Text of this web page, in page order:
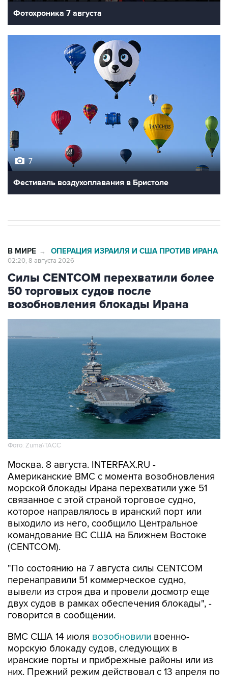
Фестиваль воздухоплавания в Бристоле
Силы CENTCOM перехватили более
50 торговых судов после
возобновления блокады Ирана
Фото: Zuma\ТАСС
Москва. 8 августа. INTERFAX.RU -
морской блокады Ирана перехватили уже 51
связанное с этой страной торговое судно,
которое направлялось в иранский порт или
выходило из него, сообщило Центральное
командование ВС США на Ближнем Востоке
(CENTCOM).
"По состоянию на 7 августа силы CENTCOM
вывели из строя два и провели досмотр еще
двух судов в рамках обеспечения блокады", -
говорится в сообщении.
ВМС США 14 июлявозобновили
иранские порты и прибрежные районы или из
них. Прежний режим действовал с 13 апреля по
18 июня.